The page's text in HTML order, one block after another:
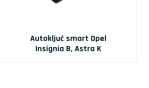
Autoključ smart Opel
Insignia B, Astra K